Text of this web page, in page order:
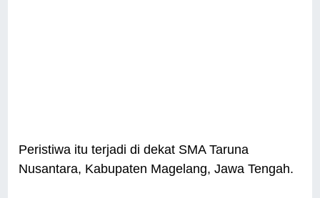
Peristiwa itu terjadi di dekat SMA Taruna
Nusantara, Kabupaten Magelang, Jawa Tengah.